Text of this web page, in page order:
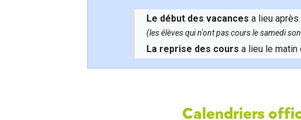
Le début des vacances a lieu
(les élèves qui n'ont pas cours le samedi
La reprise des cours a lieu le matin
Calendriers